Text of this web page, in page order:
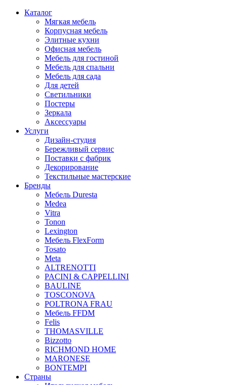
Каталог
Мягкая мебель
Корпусная мебель
Элитные кухни
Офисная мебель
Мебель для гостиной
Мебель для спальни
Мебель для сада
Для детей
Светильники
Постеры
Зеркала
Аксессуары
Услуги
Дизайн-студия
Бережливый сервис
Поставки с фабрик
Декорирование
Текстильные мастерские
Бренды
Мебель Duresta
Medea
Vitra
Tonon
Lexington
Мебель FlexForm
Tosato
Meta
ALTRENOTTI
PACINI & CAPPELLINI
BAULINE
TOSCONOVA
POLTRONA FRAU
Мебель FFDM
Felis
THOMASVILLE
Bizzotto
RICHMOND HOME
MARONESE
BONTEMPI
Страны